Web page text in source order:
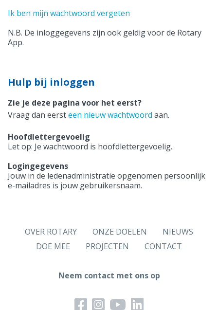
Ik ben mijn wachtwoord vergeten
N.B. De inloggegevens zijn ook geldig voor de Rotary
App.
Hulp bij inloggen
Zie je deze pagina voor het eerst?
Vraag dan eersteen nieuw wachtwoord aan.
Hoofdlettergevoelig
Let op: Je wachtwoord is hoofdlettergevoelig.
Logingegevens
Jouw in de ledenadministratie opgenomen persoonlijk
e-mailadres is jouw gebruikersnaam.
OVER ROTARY ONZE DOELEN
NIEUWS
DOE MEE
PROJECTEN CONTACT
Neem contact met ons op